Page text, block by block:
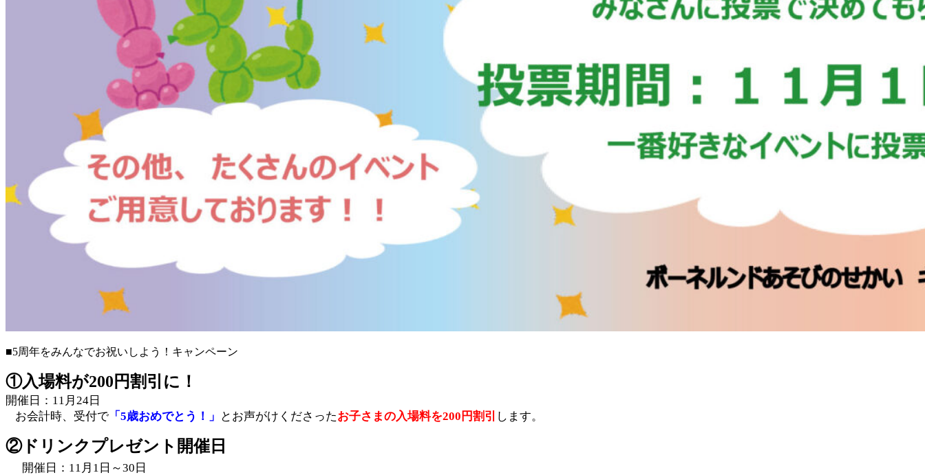
■5周年をみんなでお祝いしよう！キャンペーン
①入場料が200 円割引に！
開催日： 11 月 24 日
お会計時、受付で「 5歳おめでとう！」 とお声がけくださったお子さまの入場料を200 円割引 します。
②ドリンクプレゼント開催日
開催日：11 月 1 日～30 日